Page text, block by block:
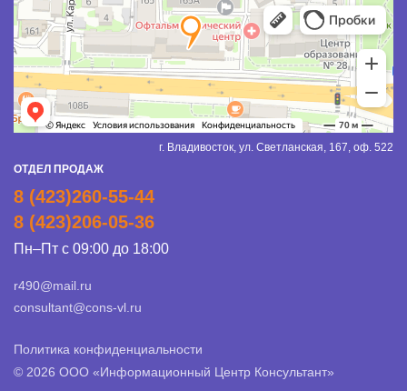
г. Владивосток, ул. Светланская, 167, оф. 522
ОТДЕЛ ПРОДАЖ
8 (423)260-55-44
8 (423)206-05-36
Пн–Пт с 09:00 до 18:00
r490@mail.ru
consultant@cons-vl.ru
Политика конфиденциальности
© 2026 ООО «Информационный Центр Консультант»